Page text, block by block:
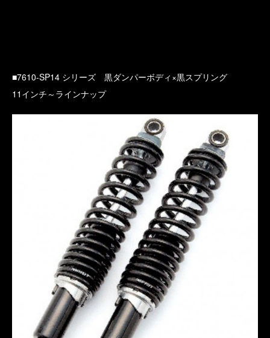
■7610-SP14 シリーズ 黒ダンパーボディ×黒スプリング
11インチ～ラインナップ